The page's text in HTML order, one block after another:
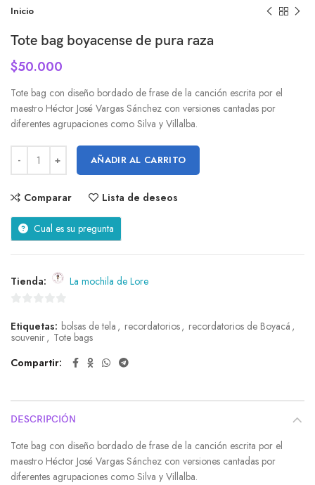
Inicio
Tote bag boyacense de pura raza
$50.000
Tote bag con diseño bordado de frase de la canción escrita por el
maestro Héctor José Vargas Sánchez con versiones cantadas por
diferentes agrupaciones como Silva y Villalba.
AÑADIR AL CARRITO
Comparar Lista de deseos
Cual es su pregunta
Tienda: La mochila de Lore
de
5
Etiquetas: bolsas de tela , recordatorios, recordatorios de Boyacá ,
souvenir, Tote bags
Compartir
DESCRIPCIÓN
Tote bag con diseño bordado de frase de la canción escrita por el
maestro Héctor José Vargas Sánchez con versiones cantadas por
diferentes agrupaciones como Silva y Villalba.